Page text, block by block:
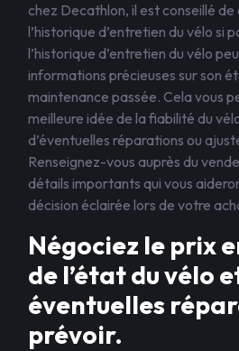
chez Decathlon, il est conseillé
l’historique d’entretien du vélo si
l’historique d’entretien du vélo
informations précieuses sur son
maintenance passée. Cela vous
meilleure idée de la fiabilité du
d’éventuelles réparations ou
Renseignez-vous auprès du
détails importants qui vous
décision éclairée lors de votre
Négociez le prix
de l’état du vélo
éventuelles
prévoir.